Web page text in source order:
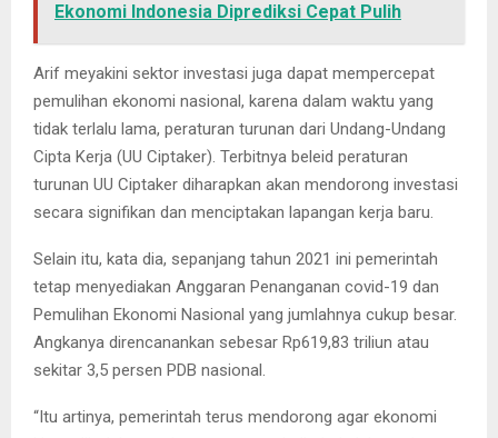
Ekonomi Indonesia Diprediksi Cepat Pulih
Arif meyakini sektor investasi juga dapat mempercepat
pemulihan ekonomi nasional, karena dalam waktu yang
tidak terlalu lama, peraturan turunan dari Undang-Undang
Cipta Kerja (UU Ciptaker). Terbitnya beleid peraturan
turunan UU Ciptaker diharapkan akan mendorong investasi
secara signifikan dan menciptakan lapangan kerja baru.
Selain itu, kata dia, sepanjang tahun 2021 ini pemerintah
tetap menyediakan Anggaran Penanganan covid-19 dan
Pemulihan Ekonomi Nasional yang jumlahnya cukup besar.
Angkanya direncanankan sebesar Rp619,83 triliun atau
sekitar 3,5 persen PDB nasional.
“Itu artinya, pemerintah terus mendorong agar ekonomi